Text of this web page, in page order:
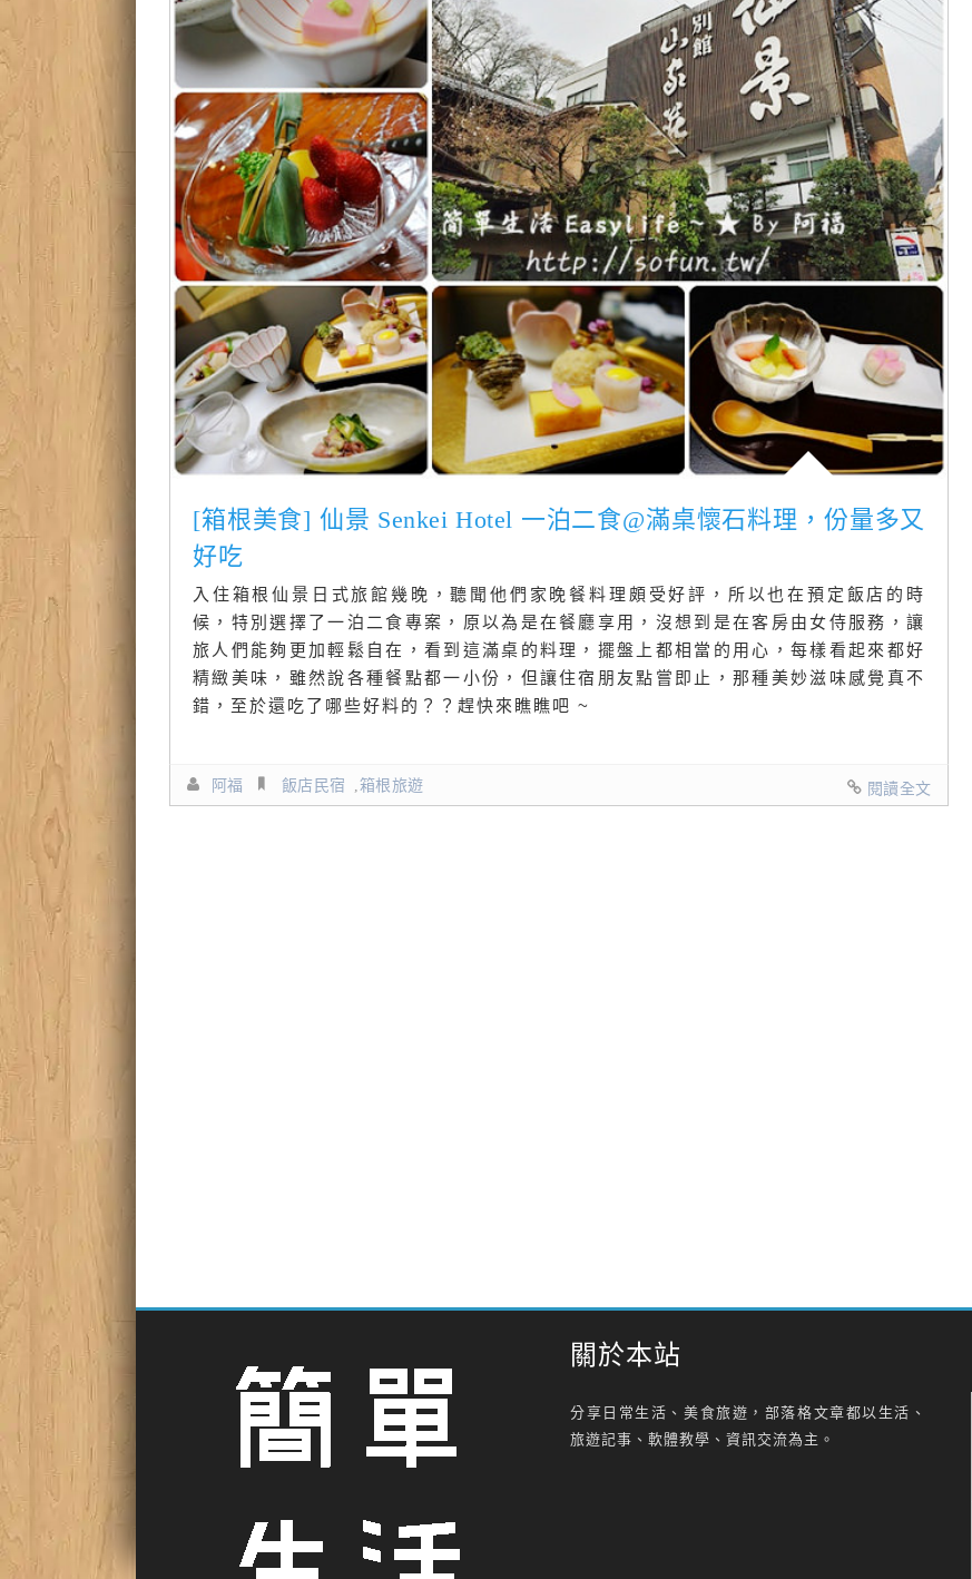
[箱根美食] 仙景 Senkei Hotel 一泊二食@滿桌懷石料理，份量多又
好吃
入住箱根仙景日式旅館幾晚，聽聞他們家晚餐料理頗受好評，所以也在預定飯店的時
候，特別選擇了一泊二食專案，原以為是在餐廳享用，沒想到是在客房由女侍服務，讓
旅人們能夠更加輕鬆自在，看到這滿桌的料理，擺盤上都相當的用心，每樣看起來都好
精緻美味，雖然說各種餐點都一小份，但讓住宿朋友點嘗即止，那種美妙滋味感覺真不
錯，至於還吃了哪些好料的？？趕快來瞧瞧吧 ~
阿福 飯店民宿 箱根旅遊 閱讀全文
關於本站
分享日常生活、美食旅遊，部落格文章都以生活、
旅遊記事、軟體教學、資訊交流為主。